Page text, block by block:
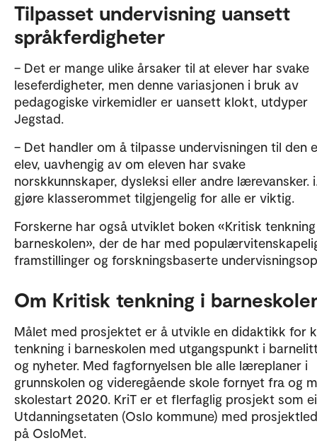
Tilpasset undervisning uansett
språkferdigheter
– Det er mange ulike årsaker til at elever har svake
leseferdigheter, men denne variasjonen i bruk av
pedagogiske virkemidler er uansett klokt, utdyper
Jegstad.
– Det handler om å tilpasse undervisningen til den
elev, uavhengig av om eleven har svake
norskkunnskaper, dysleksi eller andre lærevansker.
gjøre klasserommet tilgjengelig for alle er viktig.
Forskerne har også utviklet boken «Kritisk
barneskolen», der de har med
framstillinger og forskningsbaserte
Om Kritisk tenkning i
Målet med prosjektet er å utvikle en didaktikk for
tenkning i barneskolen med utgangspunkt i
og nyheter. Med fagfornyelsen ble alle læreplaner i
grunnskolen og videregående skole fornyet fra og
skolestart 2020. KriT er et flerfaglig prosjekt som
Utdanningsetaten (Oslo kommune) med
på OsloMet.